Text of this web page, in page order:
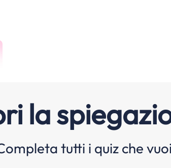
la
tutti i quiz che